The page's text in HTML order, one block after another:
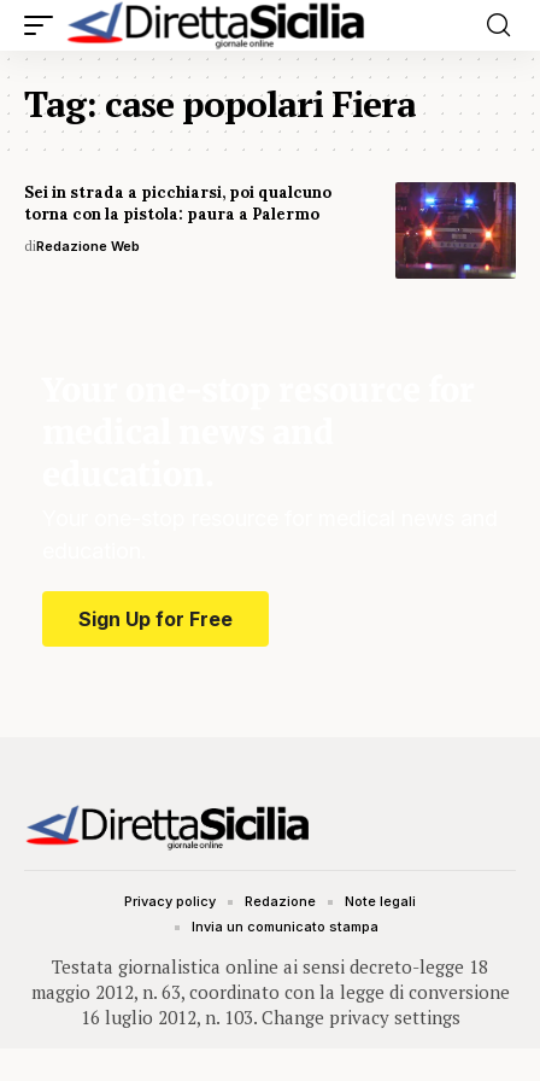
Tag:case popolari Fiera
Sei in strada a picchiarsi, poi qualcuno
torna con la pistola: paura a Palermo
diRedazione Web
Sign Up for Free
Testata giornalistica online ai sensi decreto-legge 18
maggio 2012, n. 63, coordinato con la legge di conversione
16 luglio 2012, n. 103. Change privacy settings
Privacy policy Redazione
Note legali
Invia un comunicato stampa